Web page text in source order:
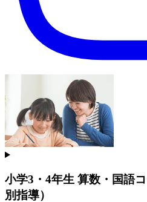
小学3・4年生 算数・国語
別指導）